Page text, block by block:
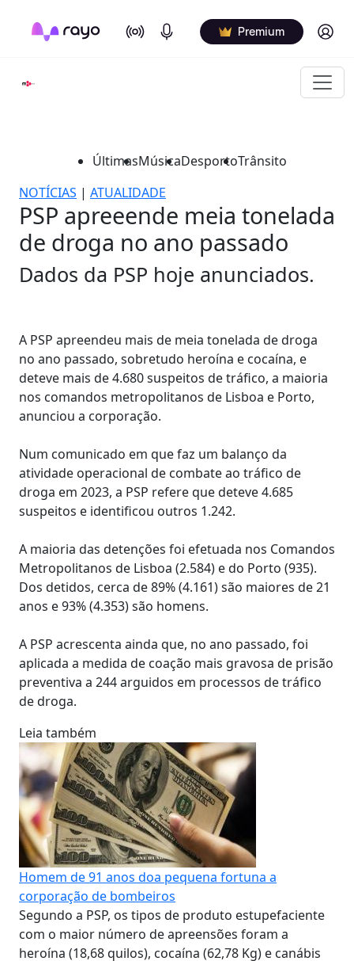
On Air Podcasts Premium Log in
ÚltimasMúsicaDesportoTrânsito
NOTÍCIAS | ATUALIDADE
PSP apreeende meia tonelada
de droga no ano passado
Dados da PSP hoje anunciados.
A PSP apreendeu mais de meia tonelada de droga
no ano passado, sobretudo heroína e cocaína, e
deteve mais de 4.680 suspeitos de tráfico, a maioria
nos comandos metropolitanos de Lisboa e Porto,
anunciou a corporação.
Num comunicado em que faz um balanço da
atividade operacional de combate ao tráfico de
droga em 2023, a PSP refere que deteve 4.685
suspeitos e identificou outros 1.242.
A maioria das detenções foi efetuada nos Comandos
Metropolitanos de Lisboa (2.584) e do Porto (935).
Dos detidos, cerca de 89% (4.161) são maiores de 21
anos e 93% (4.353) são homens.
A PSP acrescenta ainda que, no ano passado, foi
aplicada a medida de coação mais gravosa de prisão
preventiva a 244 arguidos em processos de tráfico
de droga.
Leia também
Homem de 91 anos doa pequena fortuna a
corporação de bombeiros
Segundo a PSP, os tipos de produto estupefaciente
com o maior número de apreensões foram a
heroína (18,68 quilos), cocaína (62,78 Kg) e canábis